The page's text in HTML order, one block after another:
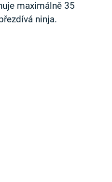
maximálně 35
ninja.